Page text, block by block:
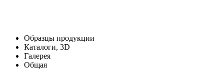
Образцы продукции
Каталоги, 3D
Галерея
Общая